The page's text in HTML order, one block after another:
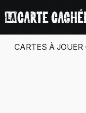
CARTES À JOUER